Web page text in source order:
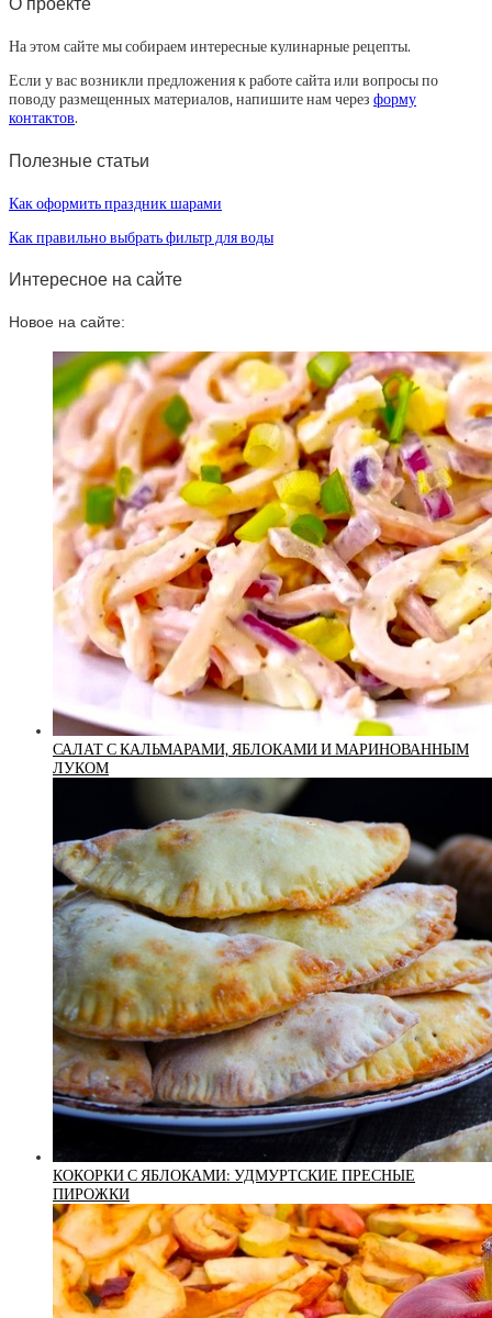
О проекте
На этом сайте мы собираем интересные кулинарные рецепты.
Если у вас возникли предложения к работе сайта или вопросы по
поводу размещенных материалов, напишите нам через форму
контактов.
Полезные статьи
Как оформить праздник шарами
Как правильно выбрать фильтр для воды
Интересное на сайте
Новое на сайте:
САЛАТ С КАЛЬМАРАМИ, ЯБЛОКАМИ И МАРИНОВАННЫМ
ЛУКОМ
КОКОРКИ С ЯБЛОКАМИ: УДМУРТСКИЕ ПРЕСНЫЕ
ПИРОЖКИ